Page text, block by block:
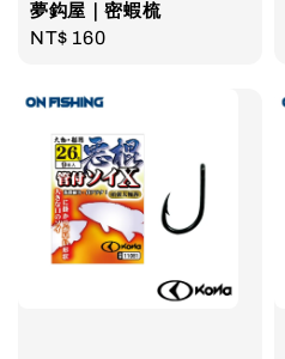
夢鈎屋｜密蝦梳
Regular
NT$ 160